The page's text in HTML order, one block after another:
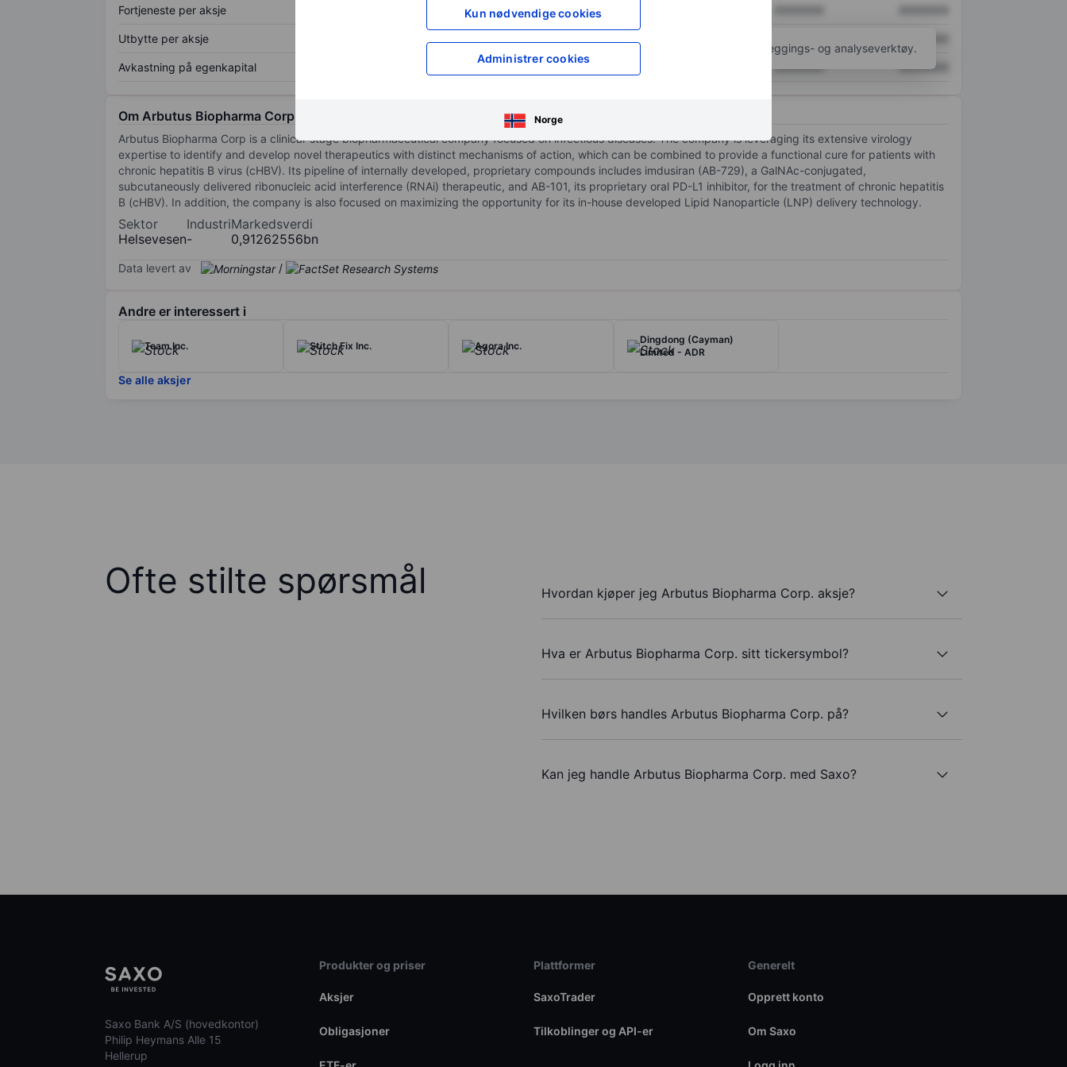
Kun nødvendige cookies
Administrer cookies
Norge
Fortjeneste per aksje XXXXXXX
Utbytte per aksje
Avkastning på egenkapital XXXXXXX XXXXXXX XXXXXXX
for å få tilgang til flere kartleggings- og analyseverktøy.
Om Arbutus Biopharma Corp.
Arbutus Biopharma Corp is a clinical-stage biopharmaceutical company focused on infectious diseases. The company is leveraging its extensive virology
expertise to identify and develop novel therapeutics with distinct mechanisms of action, which can be combined to provide a functional cure for patients with
chronic hepatitis B virus (cHBV). Its pipeline of internally developed, proprietary compounds includes imdusiran (AB-729), a GalNAc-conjugated,
subcutaneously delivered ribonucleic acid interference (RNAi) therapeutic, and AB-101, its proprietary oral PD-L1 inhibitor, for the treatment of chronic hepatitis
B (cHBV). In addition, the company is also focused on maximizing the opportunity for its in-house developed Lipid Nanoparticle (LNP) delivery technology.
Sektor
Helsevesen
Industri
-
Markedsverdi
0,91262556bn
Data levert av /
Andre er interessert i
Team Inc. Stitch Fix Inc. Agora Inc.
Dingdong (Cayman)
Limited - ADR
Se alle aksjer
Ofte stilte spørsmål Hvordan kjøper jeg Arbutus Biopharma Corp. aksje?
Hva er Arbutus Biopharma Corp. sitt tickersymbol?
Hvilken børs handles Arbutus Biopharma Corp. på?
Kan jeg handle Arbutus Biopharma Corp. med Saxo?
Saxo Bank A/S (hovedkontor)
Philip Heymans Alle 15
Hellerup
Produkter og priser
Aksjer
Obligasjoner
Plattformer
SaxoTrader
Tilkoblinger og API-er
Generelt
Opprett konto
Om Saxo